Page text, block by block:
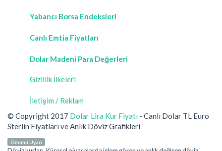
Yabancı Borsa Endeksleri
Canlı Emtia Fiyatları
Dolar Madeni Para Değerleri
Gizlilik İlkeleri
İletişim / Reklam
© Copyright 2017 Dolar Lira Kur Fiyatı - Canlı Dolar TL Euro
Sterlin Fiyatları ve Anlık Döviz Grafikleri
Önemli Uyarı